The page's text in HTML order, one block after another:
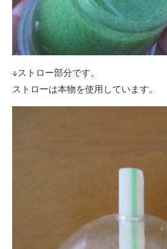
↓ストロー部分です。
ストローは本物を使用しています。